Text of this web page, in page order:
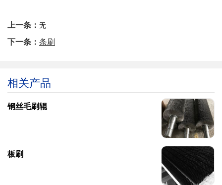
上一条： 无
下一条： 条刷
相关产品
钢丝毛刷辊
板刷